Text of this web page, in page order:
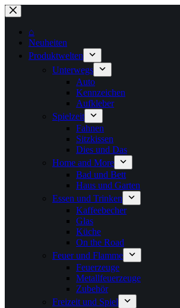
Zum
Inhalt
springen
⌂
Neuheiten
Produktwelten
Unterwegs
Auto
Kennzeichen
Aufkleber
Spielzeit
Fahnen
Sitzkissen
Dies und Das
Home and More
Bad und Bett
Haus und Garten
Essen und Trinken
Kaffeebecher
Glas
Küche
On the Road
Feuer und Flamme
Feuerzeuge
Metallfeuerzeuge
Zubehör
Freizeit und Spiel